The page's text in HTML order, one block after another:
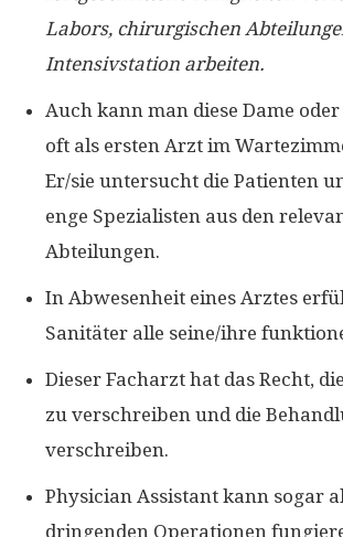
Labors, chirurgischen
Intensivstation arbeiten.
Auch kann man diese Dame
oft als ersten Arzt im
Er/sie untersucht die Patienten
enge Spezialisten aus den
Abteilungen.
In Abwesenheit eines Arztes
Sanitäter alle seine/ihre
Dieser Facharzt hat das Recht,
zu verschreiben und die
verschreiben.
Physician Assistant kann sogar
dringenden Operationen